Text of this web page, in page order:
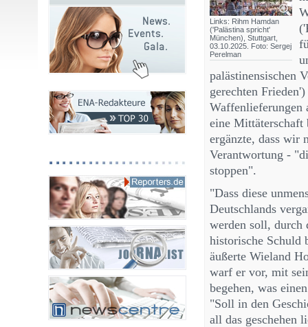
Links: Rihm Hamdan
('Palästina spricht'
München), Stuttgart,
03.10.2025. Foto: Sergej
Perelman
palästinensischen
gerechten
Waffenlieferungen
eine Mittäterschaft
ergänzte, dass wir
Verantwortung -
stoppen".
"Dass diese
Deutschlands
werden soll, durch
historische Schuld
äußerte Wieland
warf er vor, mit
begehen, was
"Soll in den
all das geschehen